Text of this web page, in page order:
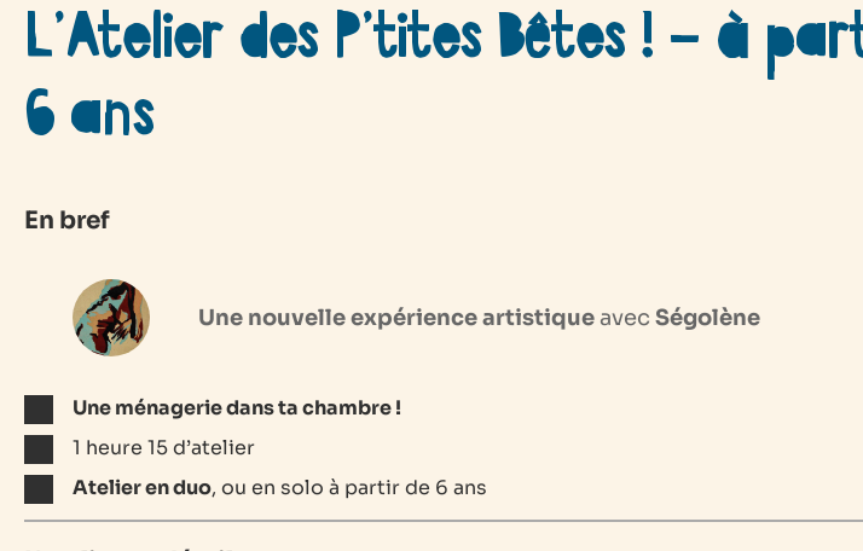
L’Atelier des P’tites Bêtes ! – à
6 ans
En bref
Une nouvelle expérience artistique avec Ségolène
Une ménagerie dans ta chambre !
1 heure 15 d’atelier
Atelier en duo, ou en solo à partir de 6 ans